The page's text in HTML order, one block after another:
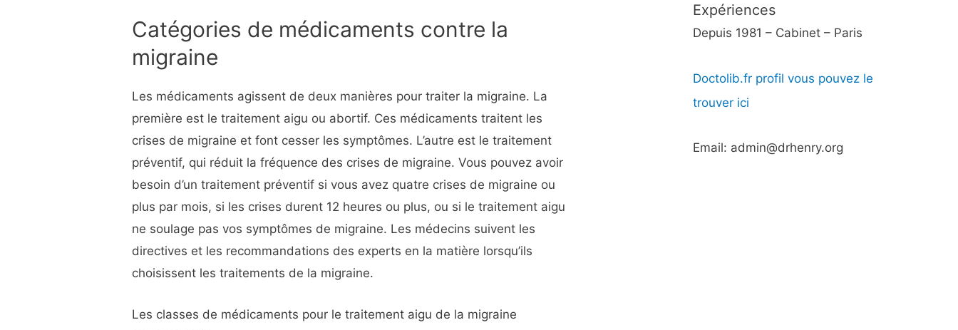
Catégories de médicaments contre la
migraine
Les médicaments agissent de deux manières pour traiter la migraine. La
première est le traitement aigu ou abortif. Ces médicaments traitent les
crises de migraine et font cesser les symptômes. L’autre est le traitement
préventif, qui réduit la fréquence des crises de migraine. Vous pouvez avoir
besoin d’un traitement préventif si vous avez quatre crises de migraine ou
plus par mois, si les crises durent 12 heures ou plus, ou si le traitement aigu
ne soulage pas vos symptômes de migraine. Les médecins suivent les
directives et les recommandations des experts en la matière lorsqu’ils
choisissent les traitements de la migraine.
Les classes de médicaments pour le traitement aigu de la migraine
Expériences
Depuis 1981 – Cabinet – Paris
Doctolib.fr profil vous pouvez le
trouver ici
Email: admin@drhenry.org